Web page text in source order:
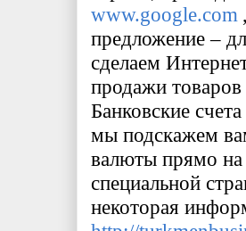
www.google.com ,
предложение –
сделаем
продажи
Банковские
мы подскажем
валюты прямо на
специальной
некоторая